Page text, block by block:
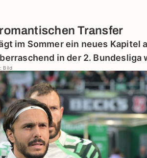
Transfer
im Sommer ein neues Kapitel
in der 2. Bundesliga
Bild